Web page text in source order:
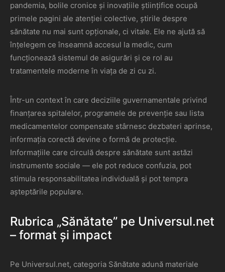
pandemia, bolile cronice și inovațiile științifice ocupă
primele pagini ale atenției colective, știrile despre
sănătate nu mai sunt opționale, ci vitale. Ele ne ajută să
înțelegem ce înseamnă accesul la medic, cum
funcționează sistemul de asigurări și ce rol au
tratamentele moderne în viața de zi cu zi.
Într-un context în care deciziile guvernamentale privind
finanțarea spitalelor, programele de prevenție sau lista
medicamentelor compensate stârnesc dezbateri aprinse,
informația corectă devine o formă de protecție.
Informațiile care circulă despre sănătate sunt astăzi
instrumente sociale — ele pot reduce confuzia, pot
stimula responsabilitatea individuală și pot tempra
așteptările populare.
Rubrica „Sănătate” pe Universul.net
– format și impact
Pe Universul.net, categoria Sănătate adună materiale